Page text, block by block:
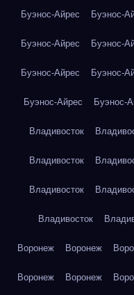
Буэнос-Айрес Буэнос-
Буэнос-Айрес Буэнос-
Буэнос-Айрес Буэнос-
Буэнос-Айрес Буэнос-
Владивосток
Владивосток
Владивосток
Владивосток
Воронеж Воронеж
Воронеж Воронеж